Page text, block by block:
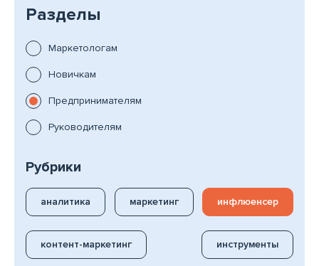
Разделы
Маркетологам
Новичкам
Предпринимателям
Руководителям
Рубрики
аналитика маркетинг инфлюенсер
контент-маркетинг инструменты